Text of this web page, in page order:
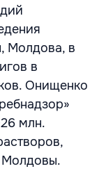
Молдова, в
в
Онищенко
млн.
Молдовы.